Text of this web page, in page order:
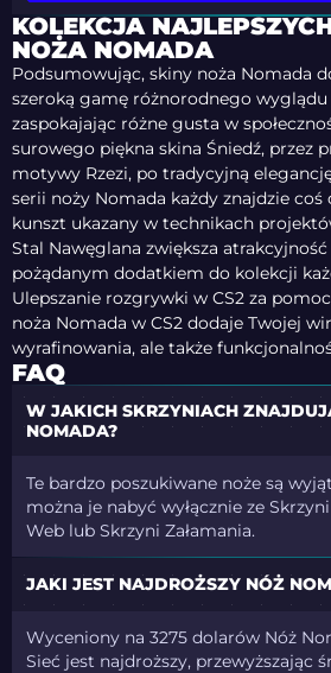
KOLEKCJA
NOŻA NOMADA
Podsumowując, skiny noża Nomada
szeroką gamę różnorodnego wyglądu
zaspokajając różne gusta w
surowego piękna skina Śniedź, przez
motywy Rzezi, po tradycyjną
serii noży Nomada każdy znajdzie
kunszt ukazany w technikach
Stal Nawęglana zwiększa
pożądanym dodatkiem do kolekcji
Ulepszanie rozgrywki w CS2 za
noża Nomada w CS2 dodaje Twojej
wyrafinowania, ale także
FAQ
W JAKICH SKRZYNIACH
NOMADA?
Te bardzo poszukiwane noże są
można je nabyć wyłącznie ze
Web lub Skrzyni Załamania.
JAKI JEST NAJDROŻSZY NÓŻ
Wyceniony na 3275 dolarów Nóż
Sieć jest najdroższy, przewyższając